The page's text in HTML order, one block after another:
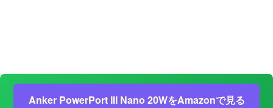
Anker PowerPort III Nano 20WをAmazonで見る